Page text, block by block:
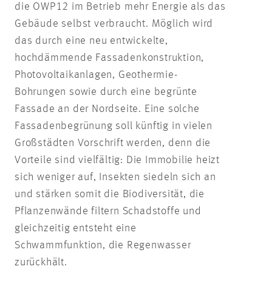
die OWP12 im Betrieb mehr Energie als das
Gebäude selbst verbraucht. Möglich wird
das durch eine neu entwickelte,
hochdämmende Fassadenkonstruktion,
Photovoltaikanlagen, Geothermie-
Bohrungen sowie durch eine begrünte
Fassade an der Nordseite. Eine solche
Fassadenbegrünung soll künftig in vielen
Großstädten Vorschrift werden, denn die
Vorteile sind vielfältig: Die Immobilie heizt
sich weniger auf, Insekten siedeln sich an
und stärken somit die Biodiversität, die
Pflanzenwände filtern Schadstoffe und
gleichzeitig entsteht eine
Schwammfunktion, die Regenwasser
zurückhält.